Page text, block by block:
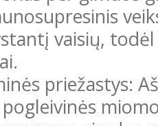
vaisių,
priežastys: